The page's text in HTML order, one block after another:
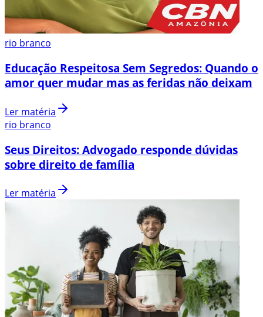
rio branco
Educação Respeitosa Sem Segredos: Quando o
amor quer mudar mas as feridas não deixam
Ler matéria
rio branco
Seus Direitos: Advogado responde dúvidas
sobre direito de família
Ler matéria